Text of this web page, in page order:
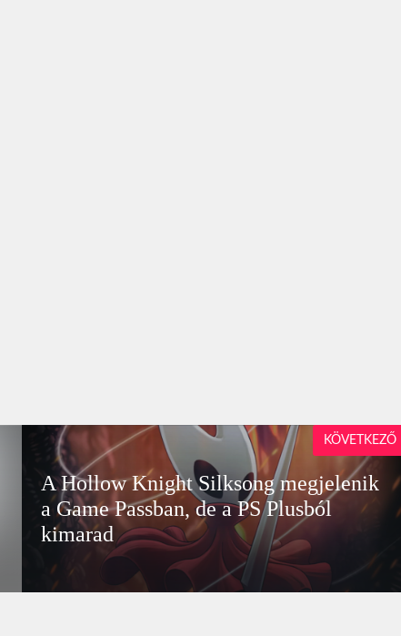
A Hollow Knight Silksong megjelenik
a Game Passban, de a PS Plusból
kimarad
KÖVETKEZŐ